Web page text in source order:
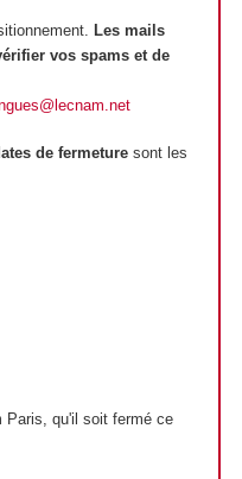
Les mails
vos spams et de
de fermeturesont les
Paris, qu'il soit fermé ce